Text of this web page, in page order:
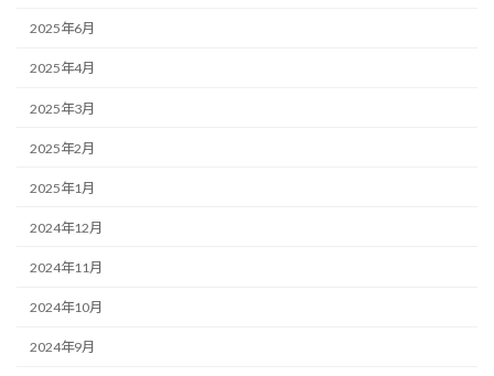
2025年6月
2025年4月
2025年3月
2025年2月
2025年1月
2024年12月
2024年11月
2024年10月
2024年9月